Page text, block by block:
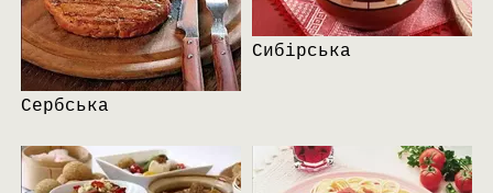
Сербська
Сибірська